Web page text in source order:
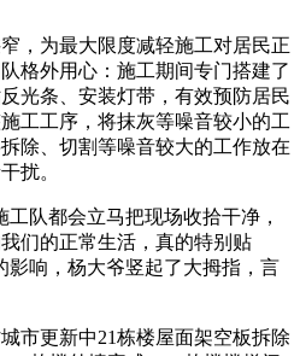
为最大限度减轻施工对居民正
格外用心：施工期间专门搭建了
光条、安装灯带，有效预防居民
工工序，将抹灰等噪音较小的工
除、切割等噪音较大的工作放在
扰。
队都会立马把现场收拾干净，
们的正常生活，真的特别贴
影响，杨大爷竖起了大拇指，言
更新中21栋楼屋面架空板拆除